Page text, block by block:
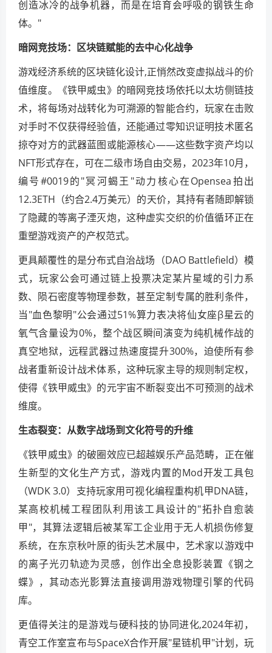
创造冰冷的战争机器，而是在培育会呼吸的钢铁生命
体。"
暗网竞技场：区块链赋能的去中心化战争
游戏经济系统的区块链化设计,正悄然改变虚拟战斗的价
值维度。《铁甲威虫》的暗网竞技场依托以太坊侧链技
术，将每场对战转化为可溯源的智能合约，玩家在击败
对手时不仅获得经验值，还能通过零知识证明技术匿名
掠夺对方的武器蓝图或能源核心——这些数字资产均以
NFT形式存在，可在二级市场自由交易，2023年10月，
编号#0019的"冥河蝎王"动力核心在Opensea拍出
12.3ETH（约合2.4万美元）的天价，其持有者随即解锁
了隐藏的等离子湮灭炮，这种虚实交织的价值循环正在
重塑游戏资产的产权范式。
更具颠覆性的是分布式自治战场（DAO Battlefield）模
式，玩家公会可通过链上投票决定某片星域的引力系
数、陨石密度等物理参数，甚至定制专属的胜利条件，
当"血色黎明"公会通过51%算力表决将仙女座β星云的
氧气含量设为0%，整个战区瞬间演变为纯机械作战的
真空地狱，远程武器过热速度提升300%，迫使所有参
战者重新设计战术体系，这种玩家主导的规则制定权，
使得《铁甲威虫》的元宇宙不断裂变出不可预测的战术
维度。
生态裂变：从数字战场到文化符号的升维
《铁甲威虫》的破圈效应已超越娱乐产品范畴，正在催
生新型的文化生产方式，游戏内置的Mod开发工具包
（WDK 3.0）支持玩家用可视化编程重构机甲DNA链，
某高校机械工程团队利用该工具设计的"拓扑自愈装
甲"，其算法逻辑后被某军工企业用于无人机损伤修复
系统，在东京秋叶原的街头艺术展中，艺术家以游戏中
的离子光刃轨迹为灵感，创作出全息投影装置《钢之
蝶》，其动态光影算法直接调用游戏物理引擎的代码
库。
更值得关注的是游戏与硬科技的协同进化,2024年初，
青空工作室宣布与SpaceX合作开展"星链机甲"计划，玩